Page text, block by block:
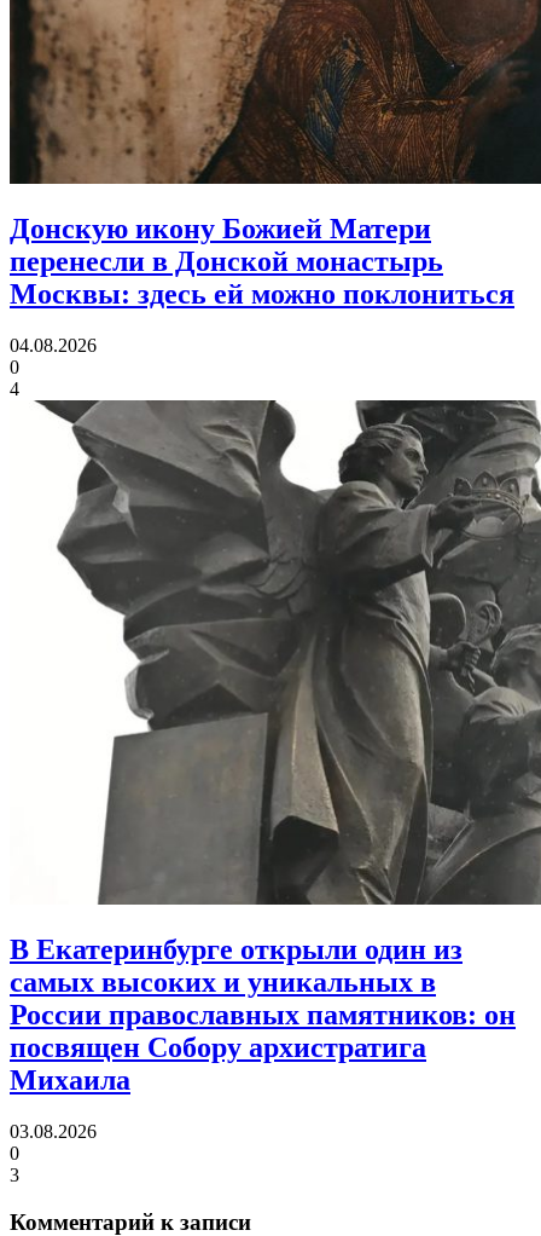
Донскую икону Божией Матери
перенесли в Донской монастырь
Москвы: здесь ей можно поклониться
04.08.2026
0
4
В Екатеринбурге открыли один из
самых высоких и уникальных в
России православных памятников: он
посвящен Собору архистратига
Михаила
03.08.2026
0
3
Комментарий к записи